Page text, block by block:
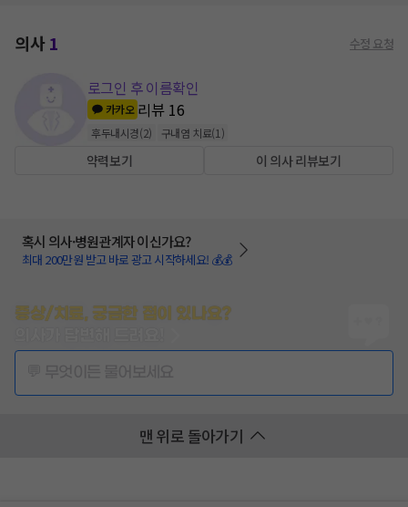
의사1 수정 요청
로그인 후 이름확인
카카오 리뷰 16
후두내시경(2) 구내염 치료(1 )
약력보기 이 의사 리뷰보기
혹시 의사·병원관계자 이신가요?
최대 200만원 받고 바로 광고 시작하세요! 💰💰
증상/치료, 궁금한 점이 있나요?
맨 위로 돌아가기